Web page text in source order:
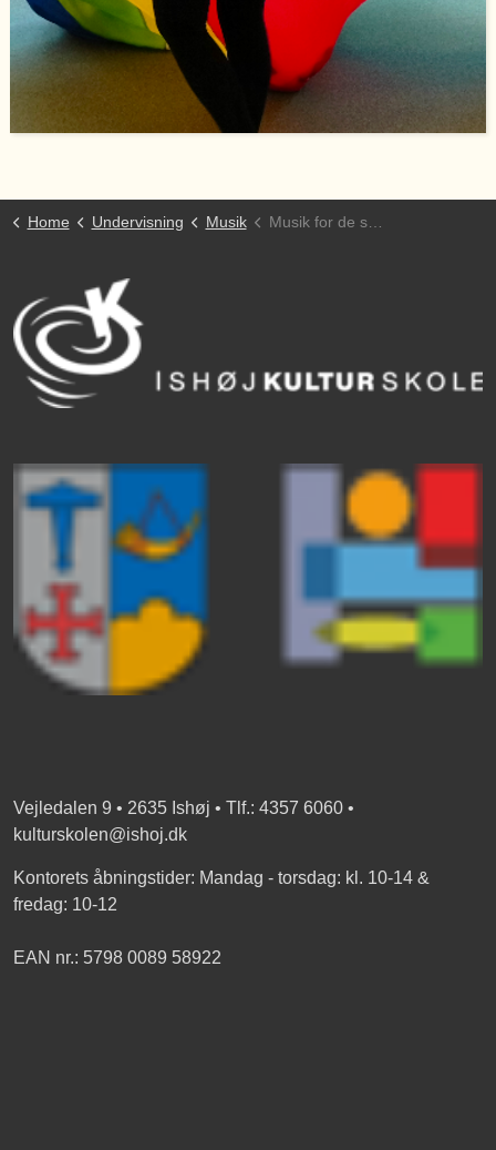
Home Undervisning Musik Musik for de små
Vejledalen 9 • 2635 Ishøj • Tlf.: 4357 6060 •
kulturskolen@ishoj.dk
Kontorets åbningstider: Mandag - torsdag: kl. 10-14 &
fredag: 10-12
EAN nr.: 5798 0089 58922